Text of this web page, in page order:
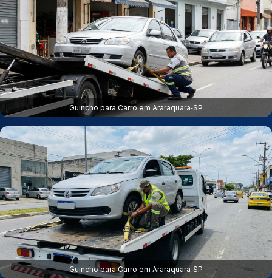
Guincho para Carro em Araraquara‑SP
Guincho para Carro em Araraquara‑SP